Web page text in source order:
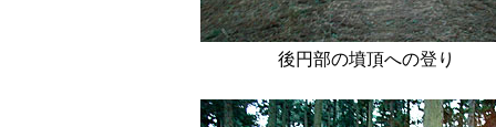
後円部の墳頂への登り